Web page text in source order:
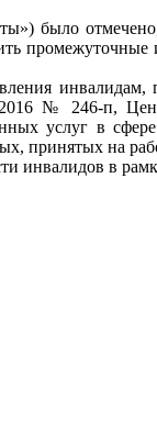
было
№ 246-п,
услуг в
принятых на
инвалидов в